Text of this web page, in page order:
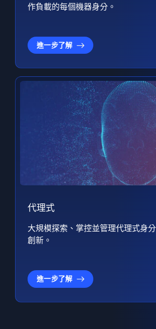
作負載的每個機器身分。
進一步了解
代理式
大規模探索、掌控並管理代理式身
創新。
進一步了解